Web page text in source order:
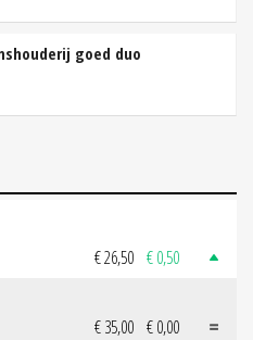
goed duo
€ 26,50 € 0,50
€ 35,00 € 0,00